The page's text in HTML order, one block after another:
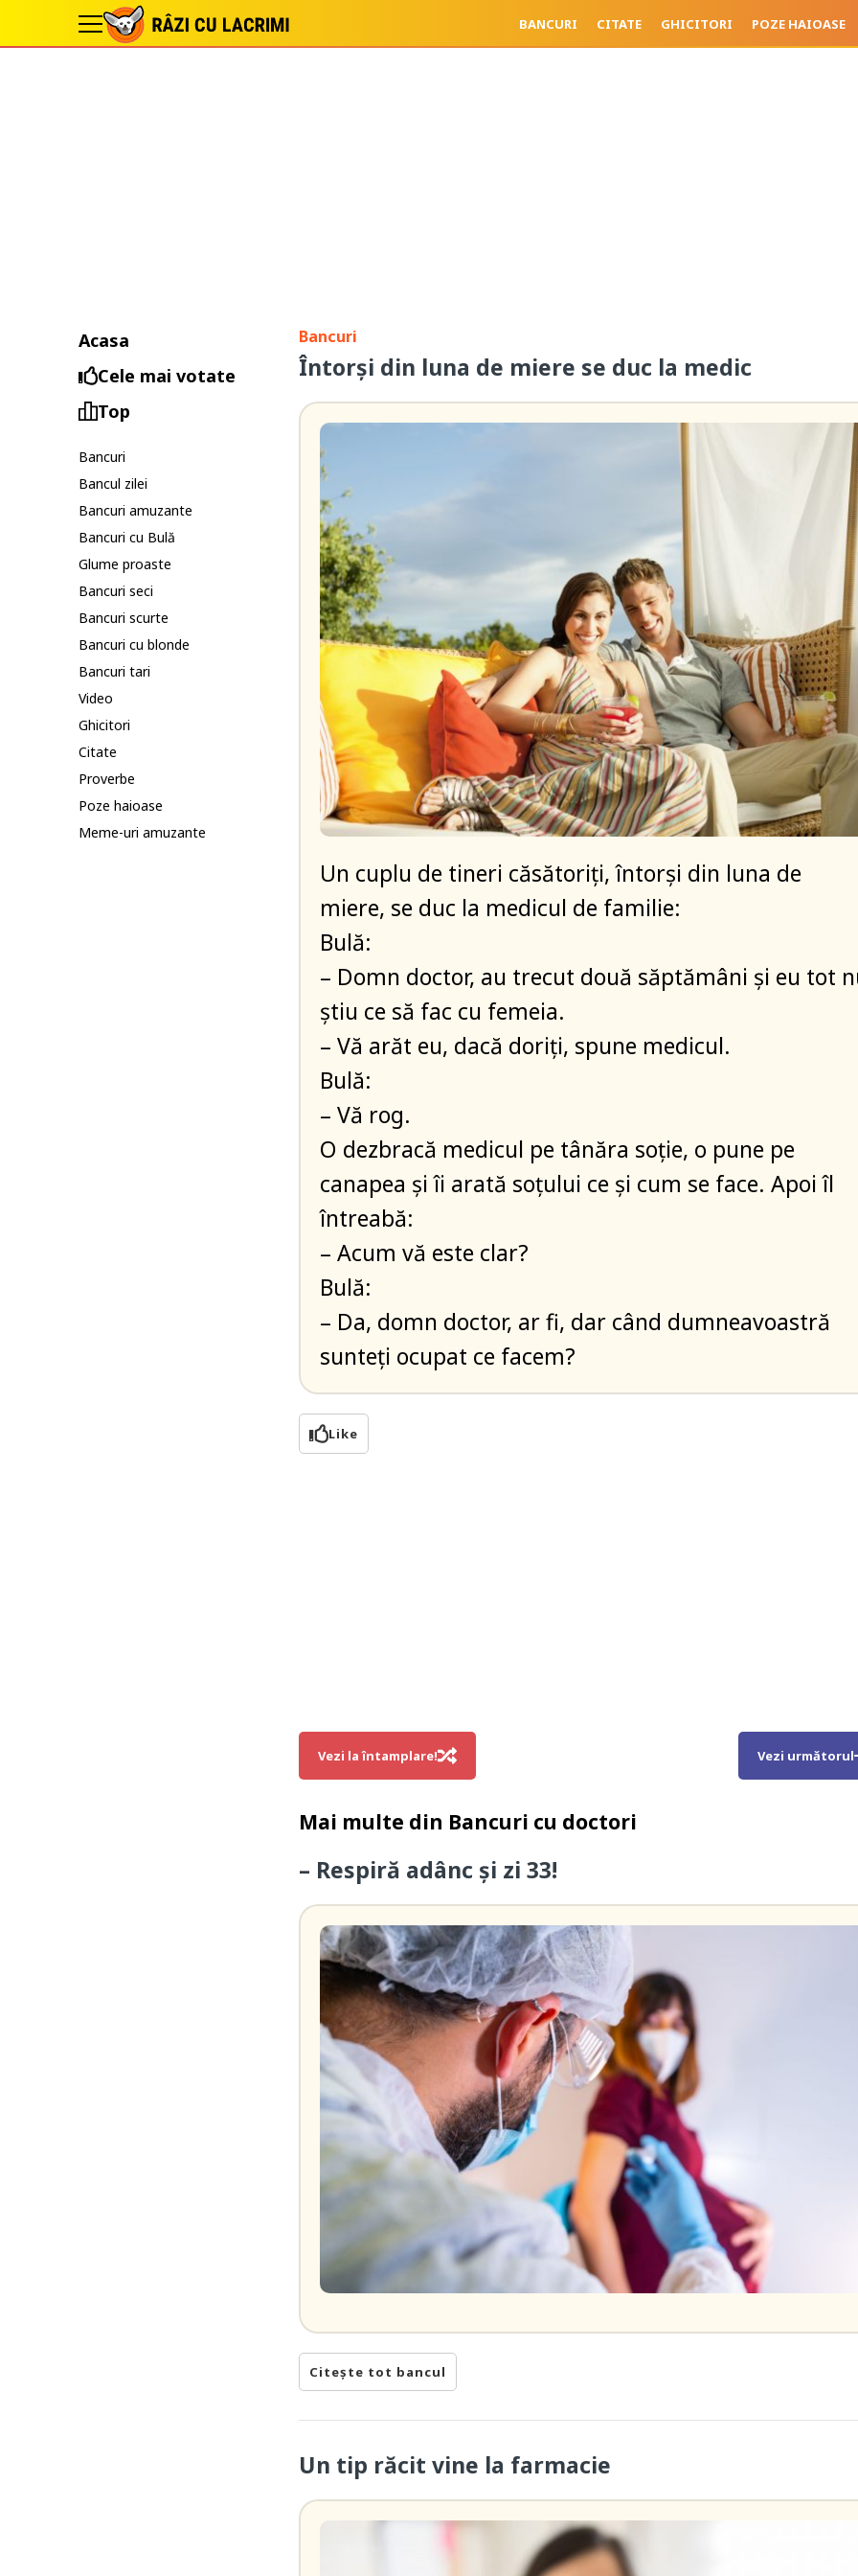
BANCURI CITATE GHICITORI POZE HAIOASE
Acasa
Cele mai votate
Top
Bancuri
Bancul zilei
Bancuri amuzante
Bancuri cu Bulă
Glume proaste
Bancuri seci
Bancuri scurte
Bancuri cu blonde
Bancuri tari
Video
Ghicitori
Citate
Proverbe
Poze haioase
Meme-uri amuzante
Bancuri
Întorși din luna de miere se duc la medic
Un cuplu de tineri căsătoriți, întorși din luna de
miere, se duc la medicul de familie:
Bulă:
– Domn doctor, au trecut două săptămâni și eu tot
știu ce să fac cu femeia.
– Vă arăt eu, dacă doriți, spune medicul.
Bulă:
– Vă rog.
O dezbracă medicul pe tânăra soție, o pune pe
canapea și îi arată soțului ce și cum se face. Apoi îl
întreabă:
– Acum vă este clar?
Bulă:
– Da, domn doctor, ar fi, dar când dumneavoastră
sunteți ocupat ce facem?
Like
Vezi la întamplare! Vezi următorul
Mai multe din Bancuri cu doctori
– Respiră adânc și zi 33!
Citește tot bancul
Un tip răcit vine la farmacie